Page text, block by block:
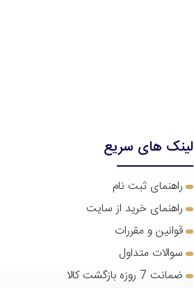
لینک های سریع
راهنمای ثبت نام
راهنمای خرید از سایت
قوانین و مقررات
سوالات متداول
ضمانت 7 روزه بازگشت کالا